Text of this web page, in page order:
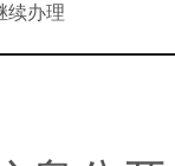
续办理